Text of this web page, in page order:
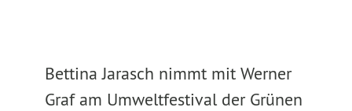
Bettina Jarasch nimmt mit Werner
Graf am Umweltfestival der Grünen